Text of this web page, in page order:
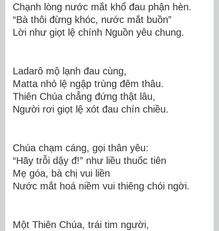
Chạnh lòng nước mắt khổ đau phận hèn.
“Bà thôi đừng khóc, nước mắt buồn”
Lời như giọt lệ chính Nguồn yêu chung.
Ladarô mộ lạnh đau cùng,
Matta nhỏ lệ ngập trùng đêm thâu.
Thiên Chúa chẳng đứng thật lâu,
Người rơi giọt lệ xót đau chín chiều.
Chúa chạm cáng, gọi thân yêu:
“Hãy trỗi dậy đ!” như liều thuốc tiên
Mẹ góa, bà chị vui liền
Nước mắt hoá niềm vui thiêng chói ngời.
Một Thiên Chúa, trái tim người,